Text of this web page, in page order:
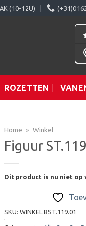
(10-12U)
ROZETTEN
Home » Winkel
Figuur
Dit product is nu niet op
SKU: WINKEL.BST.119.01